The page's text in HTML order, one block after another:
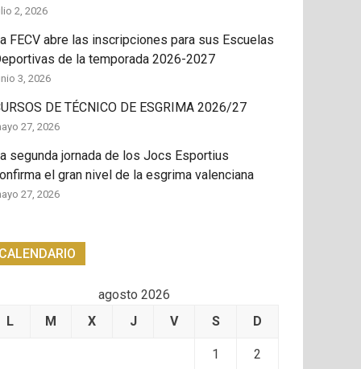
2, 2026
FECV abre las inscripciones para sus Escuelas
de la temporada 2026-2027
3, 2026
DE TÉCNICO DE ESGRIMA 2026/27
27, 2026
segunda jornada de los Jocs Esportius
el gran nivel de la esgrima valenciana
27, 2026
CALENDARIO
agosto 2026
L
M X J V S D
1 2